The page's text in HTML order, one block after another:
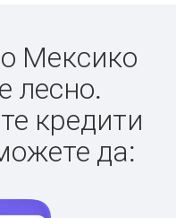
Мексико
лесно.
кредити
да: